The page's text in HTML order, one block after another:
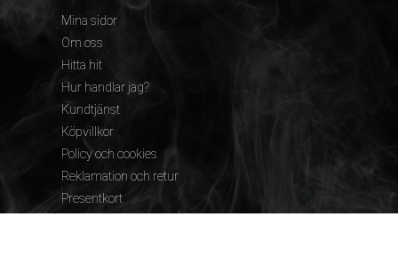
Mina sidor
Om oss
Hitta hit
Hur handlar jag?
Kundtjänst
Köpvillkor
Policy och cookies
Reklamation och retur
Presentkort